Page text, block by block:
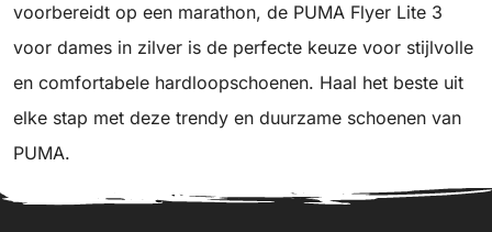
voorbereidt op een marathon, de PUMA Flyer Lite 3
voor dames in zilver is de perfecte keuze voor stijlvolle
en comfortabele hardloopschoenen. Haal het beste uit
elke stap met deze trendy en duurzame schoenen van
PUMA.